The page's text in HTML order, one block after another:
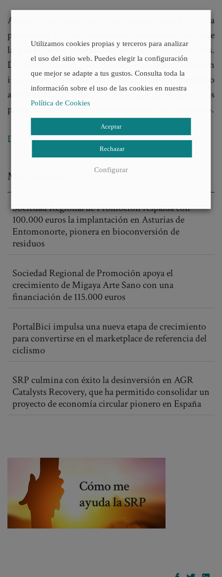
Ambas entidades se han comprometido a la
promoción de este instrumento financiero mediante
la financiación conjunta de proyectos empresariales.
De esta manera, las pymes asturianas obtienen
importantes ventajas, al contar con un complemento
a la financiación que la SRP viene aportando a los
proyectos de inversión desarrollados en el Principado.
Descargar la nota de prensa completa en formato pdf.
Más noticias
Sociedad Regional de Promoción respalda con
100.000 euros la implantación en Asturias de
Entomonorte, pionera en bioconversión de
residuos
Sociedad Regional de Promoción apoya el
crecimiento de Migaya Arte Sano con una
financiación de 115.000 euros
PortalBici impulsa una nueva etapa de crecimiento
para convertirse en el marketplace de referencia del
ciclismo
SRP culmina con éxito la desinversión en AGR
Catalysts Recovery, que ha permitido consolidar un
proyecto de economía circular pionero en España
Utilizamos cookies propias y terceros para analizar
el uso del sitio web. Puedes elegir la configuración
que mejor se adapte a tus gustos. Consulta toda la
información sobre el uso de las cookies en nuestra
Política de Cookies
Aceptar
Rechazar
Configurar